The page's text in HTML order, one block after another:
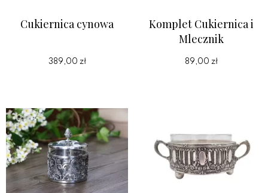
Cukiernica cynowa
389,00 zł
Komplet Cukiernica i
Mlecznik
89,00 zł